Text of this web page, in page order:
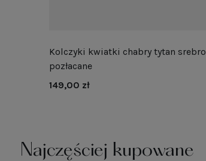
Kolczyki kwiatki chabry tytan srebro
pozłacane
149,00 zł
Najczęściej kupowane